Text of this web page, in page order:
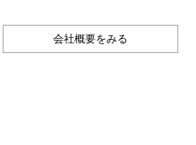
会社概要をみる